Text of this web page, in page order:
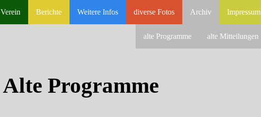
Verein Berichte Weitere Infos diverse Fotos Archiv Impressum
alte Programme alte Mitteilungen
Alte Programme